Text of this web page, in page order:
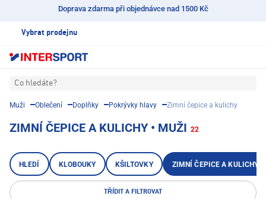
Doprava zdarma při objednávce nad 1500 Kč
Vybrat prodejnu
Co hledáte?
Muži Oblečení Doplňky Pokrývky hlavy Zimní čepice a kulichy
ZIMNÍ ČEPICE A KULICHY • MUŽI 22
HLEDÍ KLOBOUKY KŠILTOVKY ZIMNÍ ČEPICE A KULICHY
TŘÍDIT A FILTROVAT